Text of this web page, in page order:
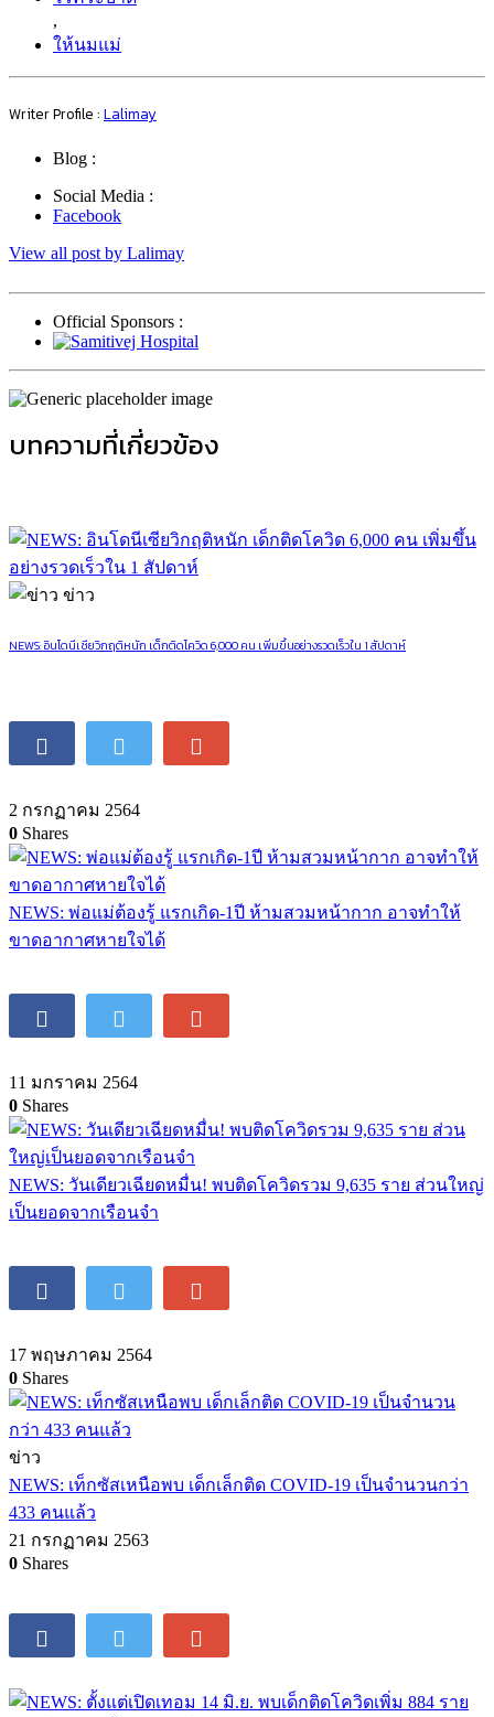
,
ให้นมแม่
Writer Profile : Lalimay
Blog :
Social Media :
Facebook
View all post by Lalimay
Official Sponsors :
บทความที่เกี่ยวข้อง
ข่าว
NEWS: อินโดนีเซียวิกฤติหนัก เด็กติดโควิด 6,000 คน เพิ่มขึ้นอย่างรวดเร็วใน 1 สัปดาห์
2 กรกฏาคม 2564
0 Shares
NEWS: พ่อแม่ต้องรู้ แรกเกิด-1ปี ห้ามสวมหน้ากาก อาจทำให้
ขาดอากาศหายใจได้
11 มกราคม 2564
0 Shares
NEWS: วันเดียวเฉียดหมื่น! พบติดโควิดรวม 9,635 ราย ส่วนใหญ่
เป็นยอดจากเรือนจำ
17 พฤษภาคม 2564
0 Shares
ข่าว
NEWS: เท็กซัสเหนือพบ เด็กเล็กติด COVID-19 เป็นจำนวนกว่า
433 คนแล้ว
21 กรกฏาคม 2563
0 Shares